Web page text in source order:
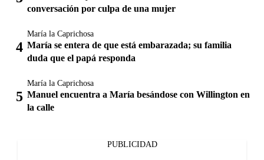
conversación por culpa de una mujer
María la Caprichosa
María se entera de que está embarazada; su familia
duda que el papá responda
María la Caprichosa
Manuel encuentra a María besándose con Willington en
la calle
PUBLICIDAD